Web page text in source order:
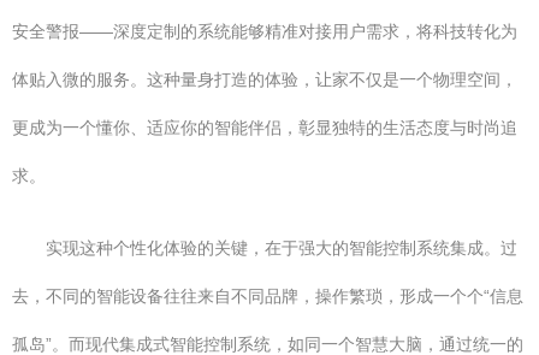
安全警报——深度定制的系统能够精准对接用户需求，将科技转化为
体贴入微的服务。这种量身打造的体验，让家不仅是一个物理空间，
更成为一个懂你、适应你的智能伴侣，彰显独特的生活态度与时尚追
求。
实现这种个性化体验的关键，在于强大的智能控制系统集成。过
去，不同的智能设备往往来自不同品牌，操作繁琐，形成一个个“信息
孤岛”。而现代集成式智能控制系统，如同一个智慧大脑，通过统一的